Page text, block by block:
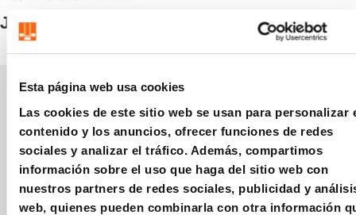
Esta página web usa cookies
Las cookies de este sitio web se usan para personalizar
contenido y los anuncios, ofrecer funciones de redes
sociales y analizar el tráfico. Además, compartimos
información sobre el uso que haga del sitio web con
nuestros partners de redes sociales, publicidad y
web, quienes pueden combinarla con otra información
Juego de piezas de recambio